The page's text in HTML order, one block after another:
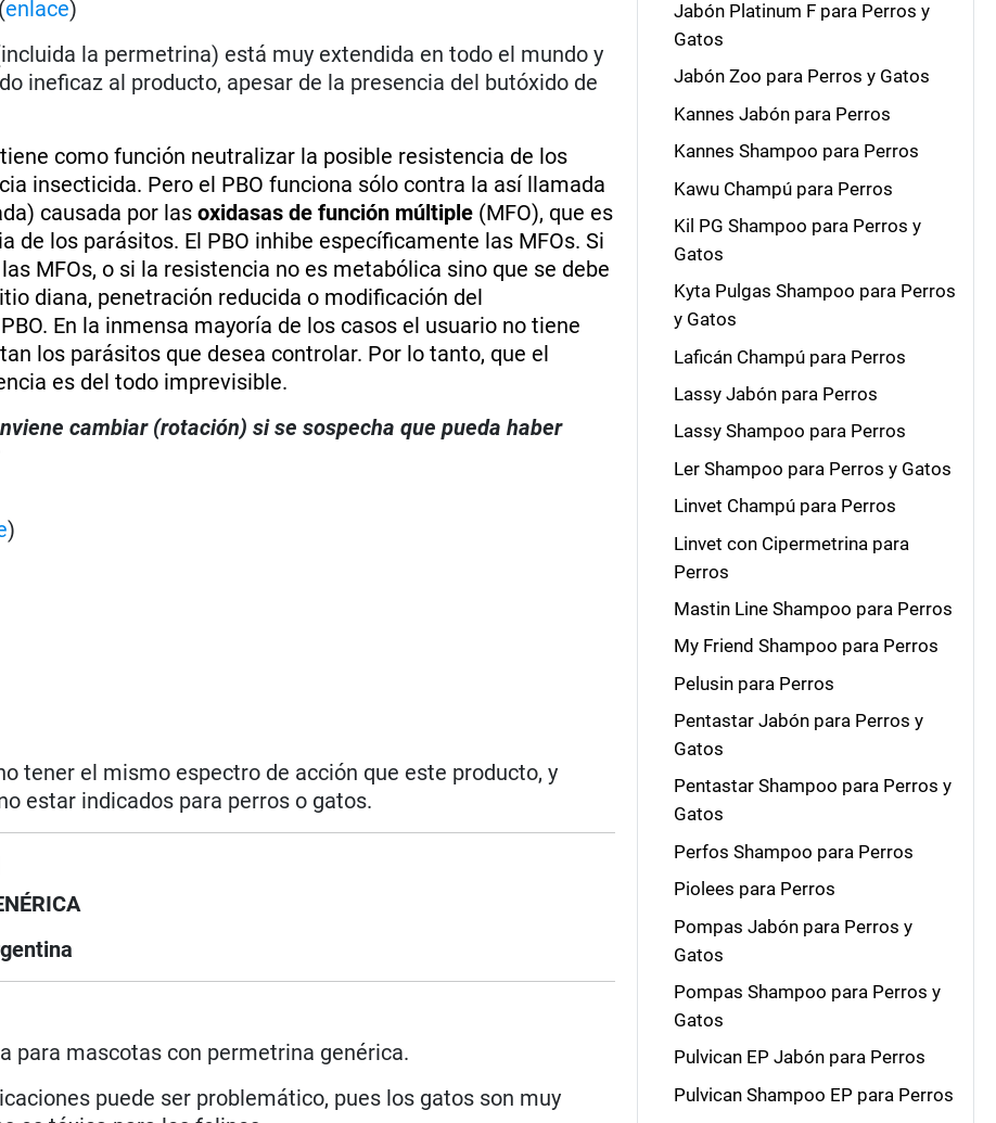
enlace)
la permetrina) está muy extendida en todo el mundo y
ineficaz al producto, apesar de la presencia del butóxido de
como función neutralizar la posible resistencia de los
insecticida. Pero el PBO funciona sólo contra la así llamada
causada por lasoxidasas de función múltiple (MFO), que es
de los parásitos. El PBO inhibe específicamente las MFOs. Si
MFOs, o si la resistencia no es metabólica sino que se debe
diana, penetración reducida o modificación del
En la inmensa mayoría de los casos el usuario no tiene
los parásitos que desea controlar. Por lo tanto, que el
es del todo imprevisible.
cambiar (rotación) si se sospecha que pueda haber
)
tener el mismo espectro de acción que este producto, y
estar indicados para perros o gatos.
para mascotas con permetrina genérica.
puede ser problemático, pues los gatos son muy
Jabón Platinum F para Perros y
Gatos
Jabón Zoo para Perros y Gatos
Kannes Jabón para Perros
Kannes Shampoo para Perros
Kawu Champú para Perros
Kil PG Shampoo para Perros y
Gatos
Kyta Pulgas Shampoo para Perros
y Gatos
Laficán Champú para Perros
Lassy Jabón para Perros
Lassy Shampoo para Perros
Ler Shampoo para Perros y Gatos
Linvet Champú para Perros
Linvet con Cipermetrina para
Perros
Mastin Line Shampoo para Perros
My Friend Shampoo para Perros
Pelusin para Perros
Pentastar Jabón para Perros y
Gatos
Pentastar Shampoo para Perros y
Gatos
Perfos Shampoo para Perros
Piolees para Perros
Pompas Jabón para Perros y
Gatos
Pompas Shampoo para Perros y
Gatos
Pulvican EP Jabón para Perros
Pulvican Shampoo EP para Perros